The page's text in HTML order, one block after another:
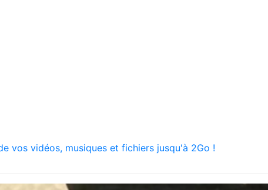
vos vidéos, musiques et fichiers jusqu'à 2Go !